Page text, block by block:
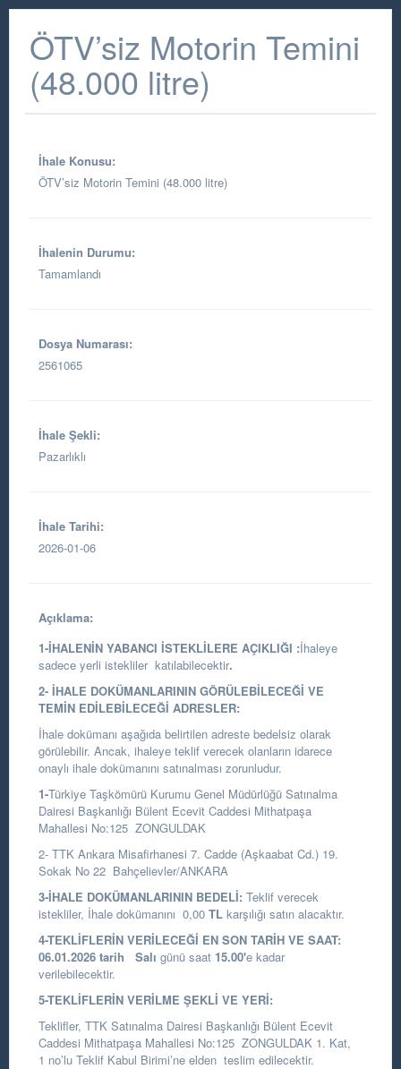
ÖTV’siz Motorin Temini
(48.000 litre)
İhale Konusu:
ÖTV’siz Motorin Temini (48.000 litre)
İhalenin Durumu:
Tamamlandı
Dosya Numarası:
2561065
İhale Şekli:
Pazarlıklı
İhale Tarihi:
2026-01-06
Açıklama:
1-İHALENİN YABANCI İSTEKLİLERE AÇIKLIĞI :İhaleye
sadece yerli istekliler katılabilecektir.
2- İHALE DOKÜMANLARININ GÖRÜLEBİLECEĞİ VE
TEMİN EDİLEBİLECEĞİ ADRESLER:
İhale dokümanı aşağıda belirtilen adreste bedelsiz olarak
görülebilir. Ancak, ihaleye teklif verecek olanların idarece
onaylı ihale dokümanını satınalması zorunludur.
1-Türkiye Taşkömürü Kurumu Genel Müdürlüğü Satınalma
Dairesi Başkanlığı Bülent Ecevit Caddesi Mithatpaşa
Mahallesi No:125 ZONGULDAK
2- TTK Ankara Misafirhanesi 7. Cadde (Aşkaabat Cd.) 19.
Sokak No 22 Bahçelievler/ANKARA
3-İHALE DOKÜMANLARININ BEDELİ: Teklif verecek
istekliler, İhale dokümanını 0,00 TL karşılığı satın alacaktır.
4-TEKLİFLERİN VERİLECEĞİ EN SON TARİH VE SAAT:
06.01.2026 tarih Salı günü saat 15.00'e kadar
verilebilecektir.
5-TEKLİFLERİN VERİLME ŞEKLİ VE YERİ:
Teklifler, TTK Satınalma Dairesi Başkanlığı Bülent Ecevit
Caddesi Mithatpaşa Mahallesi No:125 ZONGULDAK 1. Kat,
1 no’lu Teklif Kabul Birimi’ne elden teslim edilecektir.